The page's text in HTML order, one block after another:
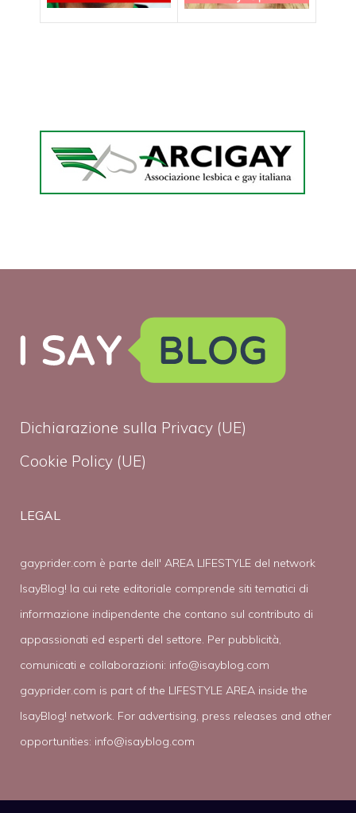
Dichiarazione sulla Privacy (UE)
Cookie Policy (UE)
LEGAL
gayprider.com è parte dell' AREA LIFESTYLE del network
IsayBlog! la cui rete editoriale comprende siti tematici di
informazione indipendente che contano sul contributo di
appassionati ed esperti del settore. Per pubblicità,
comunicati e collaborazioni: info@isayblog.com
gayprider.com is part of the LIFESTYLE AREA inside the
IsayBlog! network. For advertising, press releases and other
opportunities: info@isayblog.com